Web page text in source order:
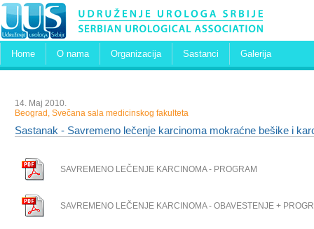
Home O nama Organizacija Sastanci Galerija
14. Maj 2010.
Beograd, Svečana sala medicinskog fakulteta
Sastanak - Savremeno lečenje karcinoma mokraćne bešike i
SAVREMENO LEČENJE KARCINOMA - PROGRAM
SAVREMENO LEČENJE KARCINOMA - OBAVESTENJE +